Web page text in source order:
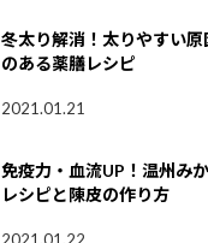
冬太り解消！太りやすい
のある薬膳レシピ
2021.01.21
免疫力・血流UP！温州み
レシピと陳皮の作り方
2021.01.22